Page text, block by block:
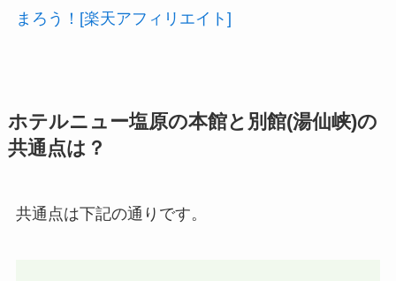
まろう！[楽天アフィリエイト]
ホテルニュー塩原の本館と別館(湯仙峡)の
共通点は？
共通点は下記の通りです。